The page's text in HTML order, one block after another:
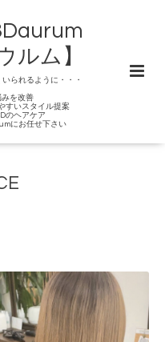
ルム】
られるように・・・
を改善
すいスタイル提案
のヘアケア
にお任せ下さい